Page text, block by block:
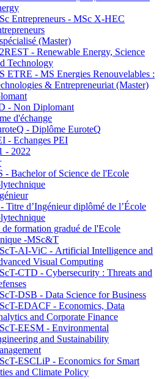
Entrepreneurs - MSc X-HEC
(Master)
- Renewable Energy, Science
Technology
ETRE - MS Energies Renouvelables :
& Entrepreneuriat (Master)
- Non Diplomant
d'échange
- Diplôme EuroteQ
- Echanges PEI
- 2022
- Bachelor of Science de l'Ecole
Titre d’Ingénieur diplômé de l’École
formation gradué de l'Ecole
-MSc&T
AI-ViC - Artificial Intelligence and
Visual Computing
CTD - Cybersecurity : Threats and
DSB - Data Science for Business
EDACF - Economics, Data
and Corporate Finance
EESM - Environmental
and Sustainability
ESCLiP - Economics for Smart
and Climate Policy